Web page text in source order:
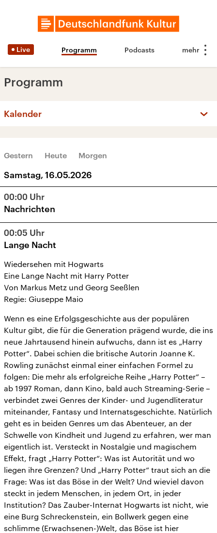
Live Programm Podcasts
Programm
Kalender
Mo Di Mi Do
4
Gestern Heute Morgen
Samstag, 16.05.2026
00:00 Uhr
Nachrichten
00:05 Uhr
Lange Nacht
Wiedersehen mit Hogwarts
Eine Lange Nacht mit Harry Potter
Von Markus Metz und Georg Seeßlen
Regie: Giuseppe Maio
Wenn es eine Erfolgsgeschichte aus der populären
Kultur gibt, die für die Generation prägend wurde, die ins
neue Jahrtausend hinein aufwuchs, dann ist es „Harry
Potter“. Dabei schien die britische Autorin Joanne K.
Rowling zunächst einmal einer einfachen Formel zu
folgen: Die mehr als erfolgreiche Reihe „Harry Potter“ –
ab 1997 Roman, dann Kino, bald auch Streaming-Serie –
verbindet zwei Genres der Kinder- und Jugendliteratur
miteinander, Fantasy und Internatsgeschichte. Natürlich
geht es in beiden Genres um das Abenteuer, an der
Schwelle von Kindheit und Jugend zu erfahren, wer man
eigentlich ist. Versteckt in Nostalgie und magischem
Effekt, fragt „Harry Potter“: Was ist Autorität und wo
liegen ihre Grenzen? Und „Harry Potter“ traut sich an die
Frage: Was ist das Böse in der Welt? Und wieviel davon
steckt in jedem Menschen, in jedem Ort, in jeder
Institution? Das Zauber-Internat Hogwarts ist nicht, wie
eine Burg Schreckenstein, ein Bollwerk gegen eine
schlimme (Erwachsenen-)Welt, das Böse ist hier